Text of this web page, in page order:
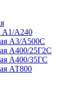
А1/А240
А3/А500С
А400/25Г2С
А400/35ГС
АТ800